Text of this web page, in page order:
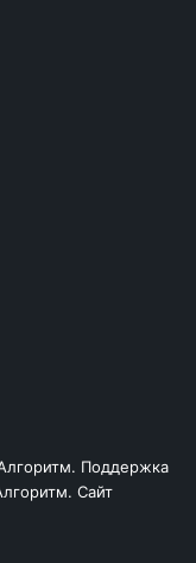
Поддержка
Сайт